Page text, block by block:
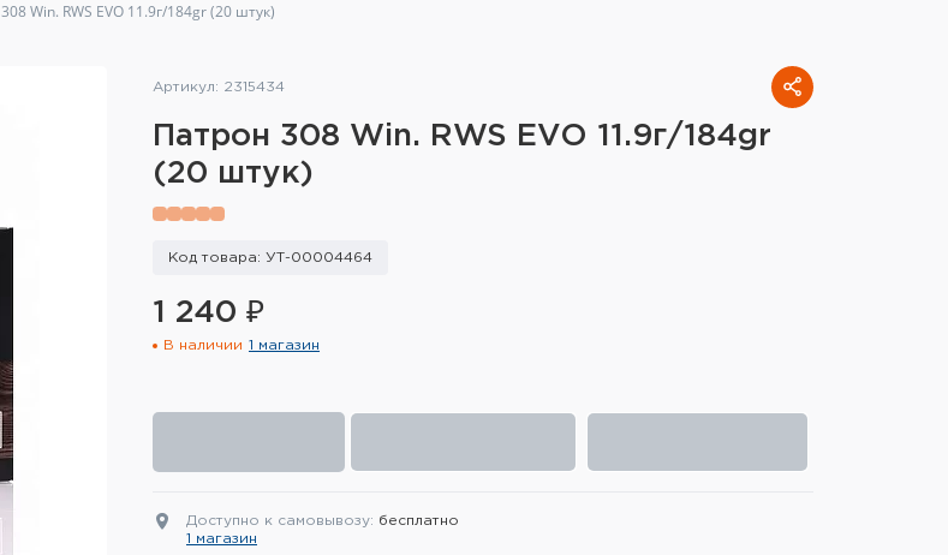
Win. RWS EVO 11.9г/184gr (20 штук)
Артикул: 2315434
Патрон 308 Win. RWS EVO 11.9г/184gr
(20 штук)
Код товара: УТ-00004464
1 240 ₽
В наличии 1 магазин
Доступно к самовывозу: бесплатно
1 магазин